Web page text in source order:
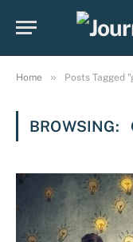
Home » Posts Tagged
BROWSING: